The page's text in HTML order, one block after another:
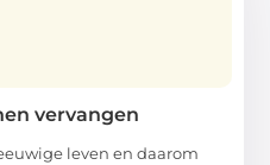
vervangen
leven en daarom